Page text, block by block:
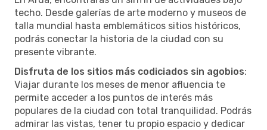
techo. Desde galerías de arte moderno y museos de
talla mundial hasta emblemáticos sitios históricos,
podrás conectar la historia de la ciudad con su
presente vibrante.
Disfruta de los sitios más codiciados sin agobios:
Viajar durante los meses de menor afluencia te
permite acceder a los puntos de interés más
populares de la ciudad con total tranquilidad. Podrás
admirar las vistas, tener tu propio espacio y dedicar